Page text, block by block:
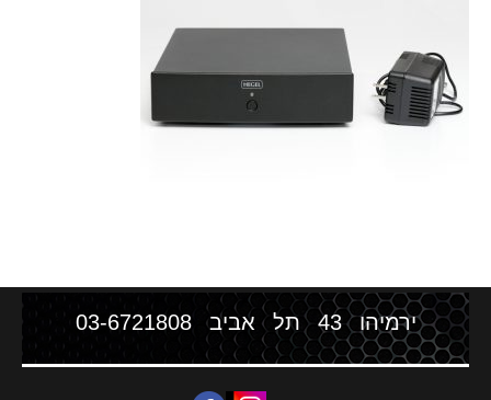
ירמיהו 43 תל אביב 03-6721808